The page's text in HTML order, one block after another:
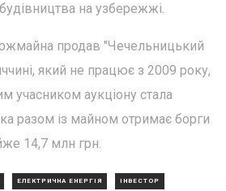
на узбережжі.
продав "Чечельницький
який не працює з 2009 року,
учасником аукціону стала
разом із майном отримає борги
14,7 млн грн.
ЕЛЕКТРИЧНА ЕНЕРГІЯ ІНВЕСТОР